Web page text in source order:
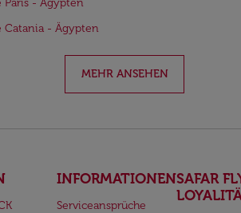
Paris - Ägypten
Catania - Ägypten
MEHR ANSEHEN
INFORMATIONEN
Serviceansprüche
SAFAR